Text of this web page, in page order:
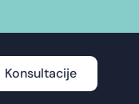
Konsultacije